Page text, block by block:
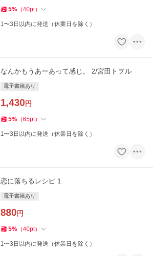
5% （40pt）
1〜3日以内に発送（休業日を除く）
なんかもうあーあって感じ。 2/宮田トヲル
電子書籍あり
1,430円
5% （65pt）
1〜3日以内に発送（休業日を除く）
恋に落ちるレシピ 1
電子書籍あり
880円
5% （40pt）
1〜3日以内に発送（休業日を除く）